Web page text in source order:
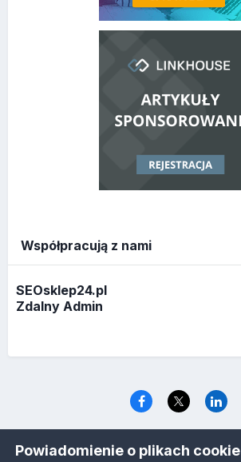
Współpracują z nami
SEOsklep24.pl
Zdalny Admin
www.optymalizacja.com
Powiadomienie o plikach cookie